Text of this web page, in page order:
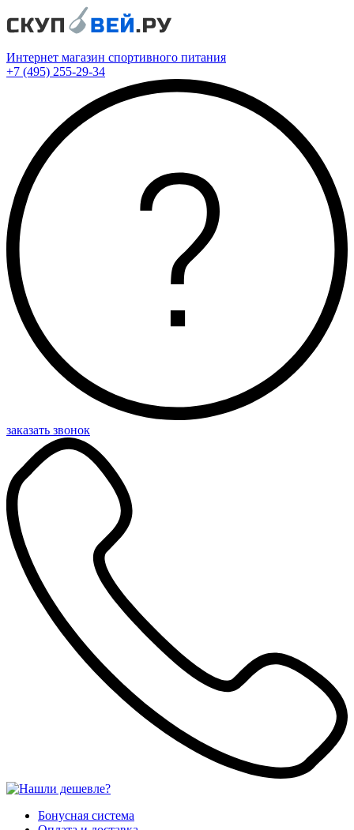
Интернет магазин спортивного питания
+7 (495) 255-29-34
заказать звонок
Бонусная система